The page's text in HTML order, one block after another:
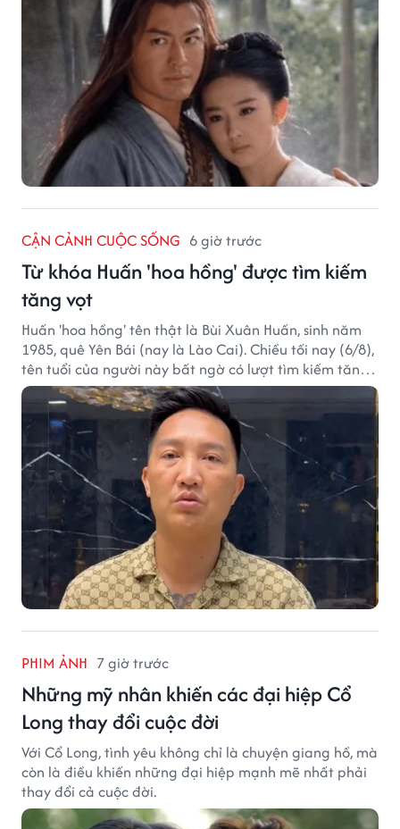
CẬN CẢNH CUỘC SỐNG 6 giờ trước
Từ khóa Huấn 'hoa hồng' được tìm kiếm
tăng vọt
Huấn 'hoa hồng' tên thật là Bùi Xuân Huấn, sinh năm
1985, quê Yên Bái (nay là Lào Cai). Chiều tối nay (6/8),
tên tuổi của người này bất ngờ có lượt tìm kiếm tăng
vọt.
PHIM ẢNH 7 giờ trước
Những mỹ nhân khiến các đại hiệp Cổ
Long thay đổi cuộc đời
Với Cổ Long, tình yêu không chỉ là chuyện giang hồ, mà
còn là điều khiến những đại hiệp mạnh mẽ nhất phải
thay đổi cả cuộc đời.